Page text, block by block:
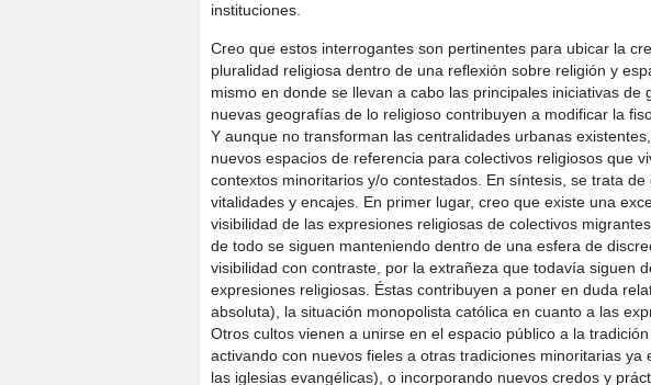
instituciones.
Creo que estos interrogantes son pertinentes para ubicar la
pluralidad religiosa dentro de una reflexión sobre religión y
mismo en donde se llevan a cabo las principales iniciativas de
nuevas geografías de lo religioso contribuyen a modificar la
Y aunque no transforman las centralidades urbanas
nuevos espacios de referencia para colectivos religiosos que
contextos minoritarios y/o contestados. En síntesis, se trata de
vitalidades y encajes. En primer lugar, creo que existe una
visibilidad de las expresiones religiosas de colectivos
de todo se siguen manteniendo dentro de una esfera de
visibilidad con contraste, por la extrañeza que todavía siguen
expresiones religiosas. Éstas contribuyen a poner en duda
absoluta), la situación monopolista católica en cuanto a las
Otros cultos vienen a unirse en el espacio público a la
activando con nuevos fieles a otras tradiciones minoritarias ya
las iglesias evangélicas), o incorporando nuevos credos y